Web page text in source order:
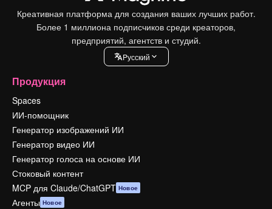
Креативная платформа для создания ваших лучших работ.
Более 1 миллиона подписчиков среди креаторов,
предприятий, агентств и студий.
Pусский
Продукция
Spaces
ИИ-помощник
Генератор изображений ИИ
Генератор видео ИИ
Генератор голоса на основе ИИ
Стоковый контент
MCP для Claude/ChatGPT Новое
Агенты Новое